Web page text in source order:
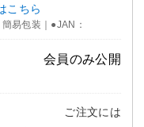
こちら
易包装｜●JAN：
会員のみ公開
ご注文には